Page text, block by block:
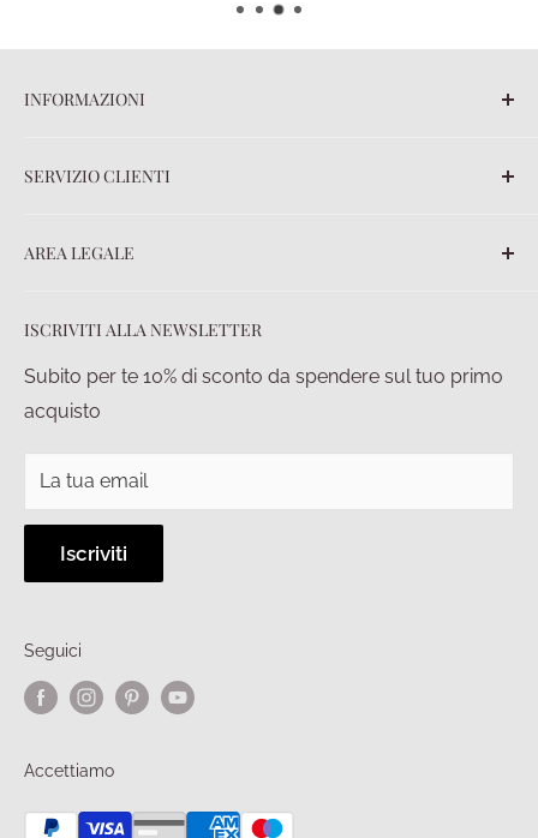
ISCRIVITI ALLA NEWSLETTER
Subito per te 10% di sconto da spendere sul tuo primo
acquisto
La tua email
Iscriviti
INFORMAZIONI
Chi siamo
SERVIZIO CLIENTI
Ordini
Pagamenti
Diritto di recesso
AREA LEGALE
Privacy policy
Condizioni di vendita
Seguici
Accettiamo